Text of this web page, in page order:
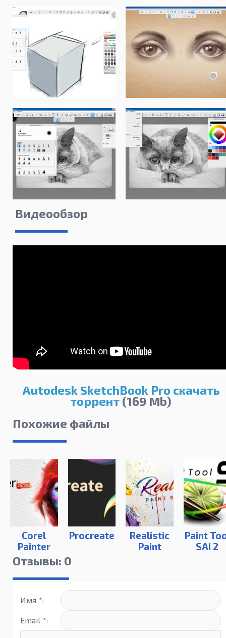
Видеообзор
Autodesk SketchBook Pro скачать
торрент(169 Mb)
Похожие файлы
Corel
Painter
2020
Procreate
Realistic
Paint
Paint
SAI 2
Отзывы: 0
Имя *:
Email *: